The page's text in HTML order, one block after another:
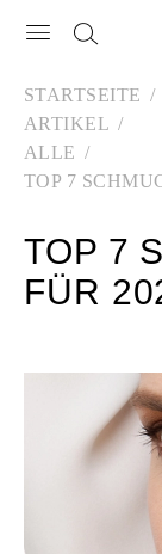
STARTSEITE
ARTIKEL
ALLE
TOP 7
TOP 7
FÜR